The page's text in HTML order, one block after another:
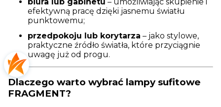
efektywną pracę dzięki jasnemu światłu
punktowemu;
przedpokoju lub korytarza – jako stylowe,
praktyczne źródło światła, które przyciągnie
uwagę już od progu.
Dlaczego warto wybrać lampy sufitowe
FRAGMENT?